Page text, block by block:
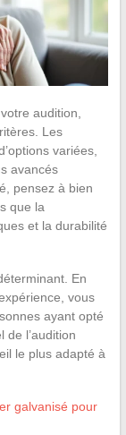
audition,
Les
variées,
avancés
pensez à bien
que la
et la durabilité
En
vous
ayant opté
de l’audition
le plus adapté à
galvanisé pour